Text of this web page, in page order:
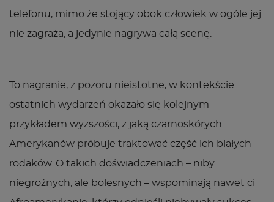
telefonu, mimo że stojący obok człowiek w ogóle jej
nie zagraża, a jedynie nagrywa całą scenę.
To nagranie, z pozoru nieistotne, w kontekście
ostatnich wydarzeń okazało się kolejnym
przykładem wyższości, z jaką czarnoskórych
Amerykanów próbuje traktować część ich białych
rodaków. O takich doświadczeniach – niby
niegroźnych, ale bolesnych – wspominają nawet ci